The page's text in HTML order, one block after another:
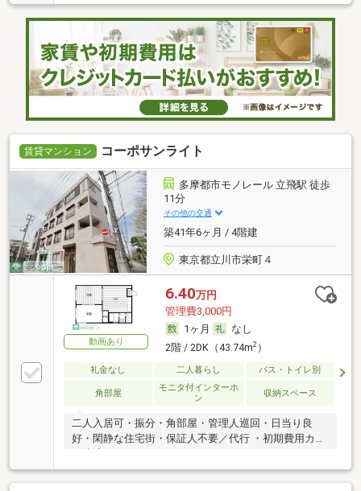
賃貸マンション コーポサンライト
多摩都市モノレール 立飛駅 徒歩
11分
その他の交通
築41年6ヶ月 / 4階建
東京都立川市栄町４
動画あり
6.40万円
管理費3,000円
1ヶ月
なし
2階 / 2DK（43.74m2）
礼金なし 二人暮らし バス・トイレ別
角部屋
モニタ付インターホ
ン
収納スペース
二人入居可・振分・角部屋・管理人巡回・日当り良
好・閑静な住宅街・保証人不要／代行 ・初期費用カー